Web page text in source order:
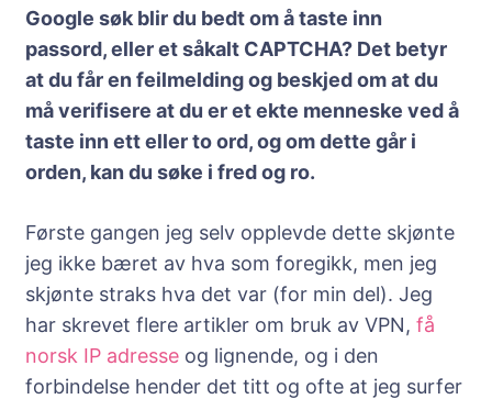
Google søk blir du bedt om å taste inn
passord, eller et såkalt CAPTCHA? Det betyr
at du får en feilmelding og beskjed om at du
må verifisere at du er et ekte menneske ved å
taste inn ett eller to ord, og om dette går i
orden, kan du søke i fred og ro.
Første gangen jeg selv opplevde dette skjønte
jeg ikke bæret av hva som foregikk, men jeg
skjønte straks hva det var (for min del). Jeg
har skrevet flere artikler om bruk av VPN, få
norsk IP adresse og lignende, og i den
forbindelse hender det titt og ofte at jeg surfer